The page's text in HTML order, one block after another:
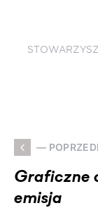
—
Graficzne
emisja